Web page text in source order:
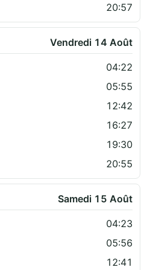
20:57
Vendredi 14 Août
04:22
05:55
12:42
16:27
19:30
20:55
Samedi 15 Août
04:23
05:56
12:41